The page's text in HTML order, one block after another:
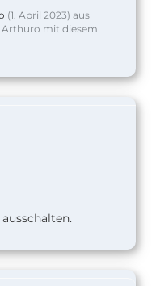
(1. April 2023) aus
Arthuro mit diesem